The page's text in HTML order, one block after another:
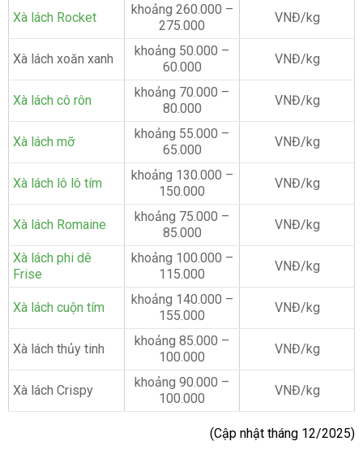
Xà lách Rocket
khoảng 260.000 –
275.000
VNĐ/kg
Xà lách xoăn xanh
khoảng 50.000 –
60.000
VNĐ/kg
Xà lách cô rôn
khoảng 70.000 –
80.000
VNĐ/kg
Xà lách mỡ
khoảng 55.000 –
65.000
VNĐ/kg
Xà lách lô lô tím
khoảng 130.000 –
150.000
VNĐ/kg
Xà lách Romaine
khoảng 75.000 –
85.000
VNĐ/kg
Xà lách phi dê
Frise
khoảng 100.000 –
115.000
VNĐ/kg
Xà lách cuộn tím
khoảng 140.000 –
155.000
VNĐ/kg
Xà lách thủy tinh
khoảng 85.000 –
100.000
VNĐ/kg
Xà lách Crispy
khoảng 90.000 –
100.000
VNĐ/kg
(Cập nhật tháng 12/2025)